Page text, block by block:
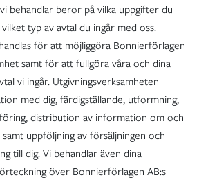
behandlar beror på vilka uppgifter du
typ av avtal du ingår med oss.
för att möjliggöra Bonnierförlagen
samt för att fullgöra våra och dina
vi ingår. Utgivningsverksamheten
med dig, färdigställande, utformning,
distribution av information om och
uppföljning av försäljningen och
till dig. Vi behandlar även dina
över Bonnierförlagen AB:s